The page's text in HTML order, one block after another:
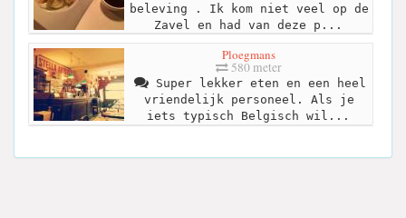
beleving . Ik kom niet veel op de
Zavel en had van deze p...
Ploegmans
580 meter
Super lekker eten en een heel
vriendelijk personeel. Als je
iets typisch Belgisch wil...